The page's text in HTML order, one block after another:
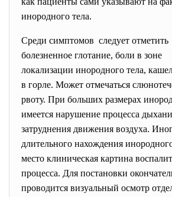
инородного тела.
Среди симптомов следует отметить
болезненное глотание, боли в зоне
локализации инородного тела,
в горле. Может отмечаться
рвоту. При больших размерах
имеется нарушение процесса
затруднения движения воздуха.
длительного нахождения
место клиническая картина
процесса. Для постановки
проводится визуальный осмотр